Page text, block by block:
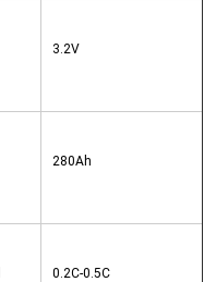
3.2V
280Ah
0.2C-0.5C